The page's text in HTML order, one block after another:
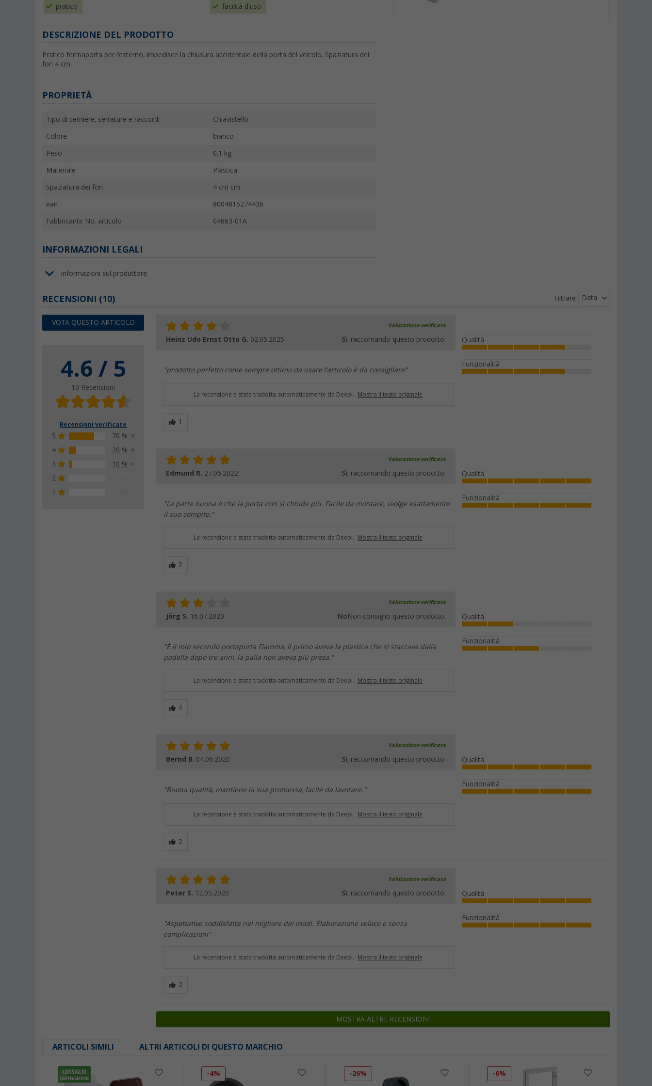
pratico facilità d'uso
DESCRIZIONE DEL PRODOTTO
Pratico fermaporta per l'esterno, impedisce la chiusura accidentale della porta del veicolo. Spaziatura dei
fori 4 cm.
PROPRIETÀ
Tipo di cerniere, serrature e raccordi Chiavistello
Colore bianco
Peso 0,1 kg
Materiale Plastica
Spaziatura dei fori 4 cm cm
ean 8004815274436
Fabbricante No. articolo 04663-01A
INFORMAZIONI LEGALI
Informazioni sul produttore
RECENSIONI (10)
VOTA QUESTO ARTICOLO
4.6 / 5
10 Recensioni
Recensioni verificate
5
70 %
4
20 %
3
10 %
2
1
Filtrare Data
Valutazione verificata
Heinz Udo Ernst Otto G. 02.05.2025 Sì, raccomando questo prodotto.
"prodotto perfetto come sempre ottimo da usare l'articolo è da consigliare"
Qualità
Funzionalità
La recensione è stata tradotta automaticamente da Deepl. Mostra il testo originale
Valutazione verificata
Edmund R. 27.06.2022 Sì, raccomando questo prodotto.
"La parte buona è che la porta non si chiude più. Facile da montare, svolge esattamente
il suo compito."
Qualità
Funzionalità
La recensione è stata tradotta automaticamente da Deepl. Mostra il testo originale
Valutazione verificata
Jörg S. 16.07.2020 NoNon consiglio questo prodotto.
"È il mio secondo portaporta Fiamma, il primo aveva la plastica che si staccava dalla
padella dopo tre anni, la palla non aveva più presa."
Qualità
Funzionalità
La recensione è stata tradotta automaticamente da Deepl. Mostra il testo originale
Valutazione verificata
Bernd B. 04.06.2020 Sì, raccomando questo prodotto.
"Buona qualità, mantiene la sua promessa, facile da lavorare."
Qualità
Funzionalità
La recensione è stata tradotta automaticamente da Deepl. Mostra il testo originale
Valutazione verificata
Peter S. 12.05.2020 Sì, raccomando questo prodotto.
"Aspettative soddisfatte nel migliore dei modi. Elaborazione veloce e senza
complicazioni"
Qualità
Funzionalità
La recensione è stata tradotta automaticamente da Deepl. Mostra il testo originale
MOSTRA ALTRE RECENSIONI
ARTICOLI SIMILI ALTRI ARTICOLI DI QUESTO MARCHIO
-4% -26% -6%